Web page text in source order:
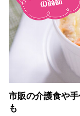
市販の介護食や
も